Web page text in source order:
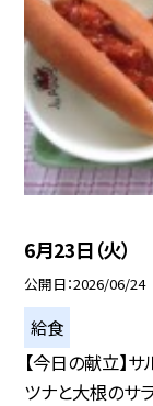
6月23日（火）
公開日 2026/06/24
給食
【今日の献立】
ツナと大根のサ